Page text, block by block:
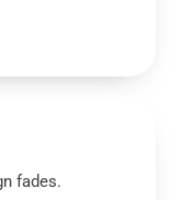
fades.